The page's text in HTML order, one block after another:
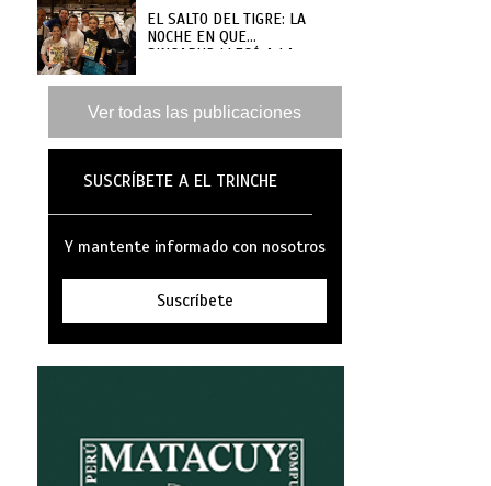
EL SALTO DEL TIGRE: LA
NOCHE EN QUE
SINGAPUR LLEGÓ A LA
Ver todas las publicaciones
SUSCRÍBETE A EL TRINCHE
Y mantente informado con nosotros
Suscríbete